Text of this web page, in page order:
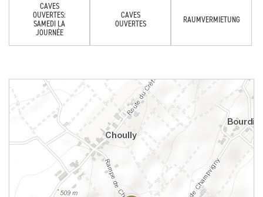
CAVES
OUVERTES:
SAMEDI LA
JOURNÉE
CAVES
OUVERTES
RAUMVERMIETUNG